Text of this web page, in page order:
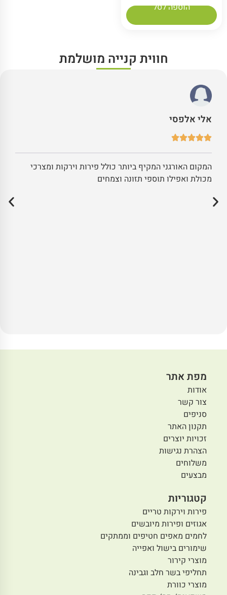
הוספה לסל
חווית קנייה מושלמת
אלי אלפסי
המקום האורגני המקיף ביותר כולל פירות וירקות ומצרכי
מכולת ואפילו תוספי תזונה וצמחים
מפת אתר
אודות
צור קשר
סניפים
תקנון האתר
זכויות יוצרים
הצהרת נגישות
משלוחים
מבצעים
קטגוריות
פירות וירקות טריים
אגוזים ופירות מיובשים
לחמים מאפים חטיפים וממתקים
שימורים בישול ואפייה
מוצרי קירור
תחליפי בשר חלב וגבינה
מוצרי כוורת